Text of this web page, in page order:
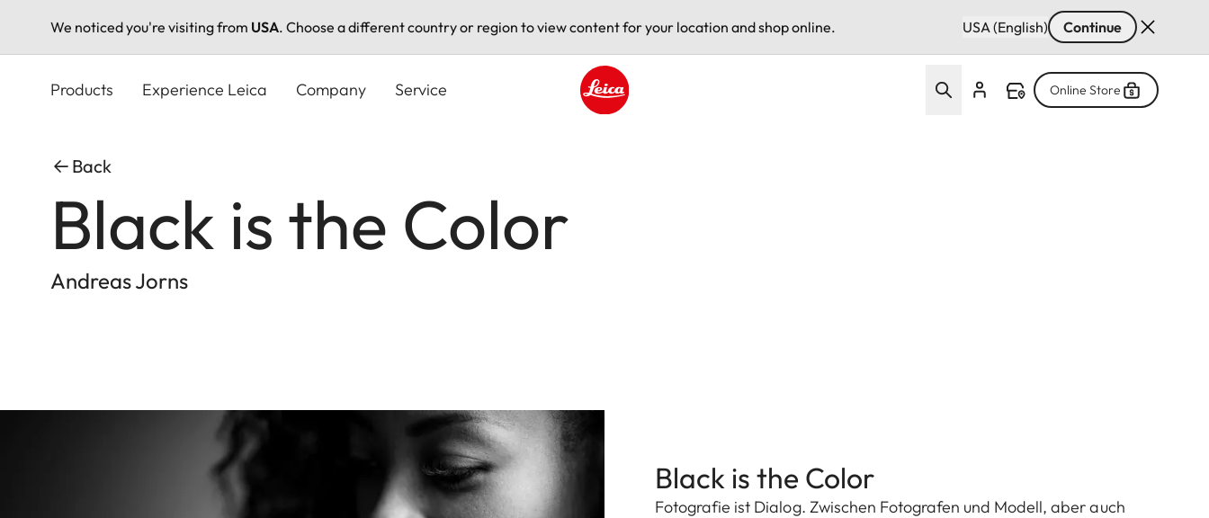
We noticed you're visiting from USA. Choose a different country or region to view content for your location and shop online. USA (English) Continue
Products Experience Leica Company Service Online Store
Back
Black is the Color
Andreas Jorns
Black is the Color
Fotografie ist Dialog. Zwischen Fotografen und Modell, aber auch